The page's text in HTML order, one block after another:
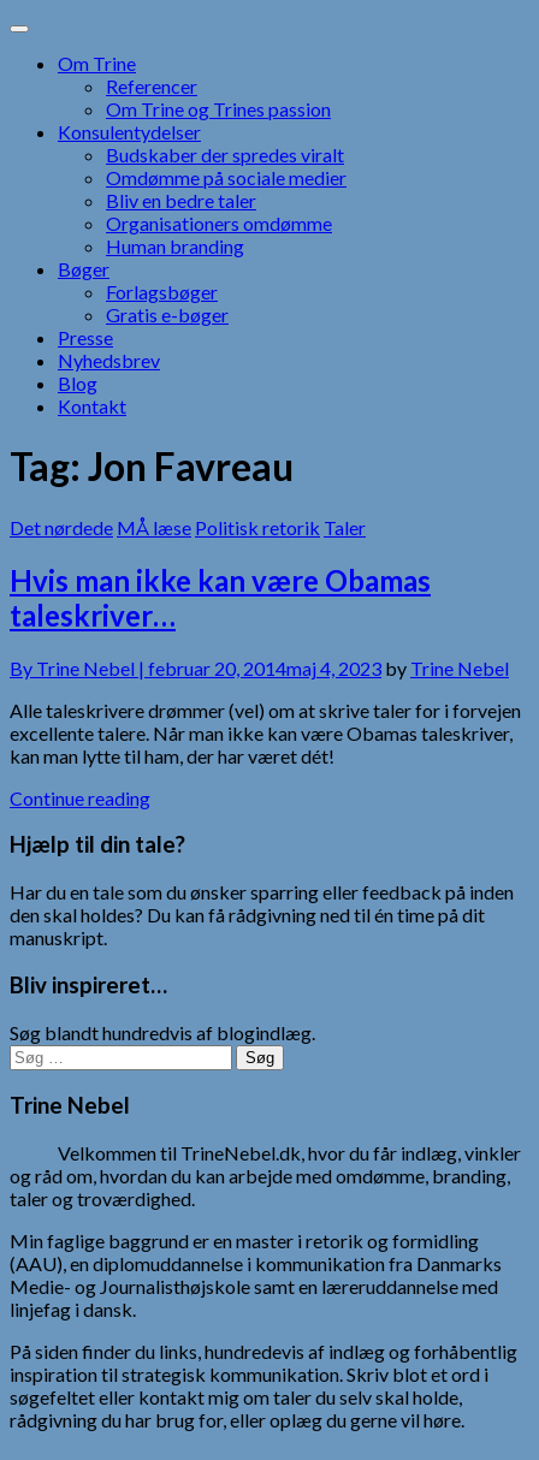
Skip
contentOm Trine
Referencer
Om Trine og Trines passion
Konsulentydelser
Budskaber der spredes viralt
Omdømme på sociale medier
Bliv en bedre taler
Organisationers omdømme
Human branding
Bøger
Forlagsbøger
Gratis e-bøger
Presse
Nyhedsbrev
Blog
Kontakt
Tag: Jon Favreau
Det nørdede MÅ læse Politisk retorik Taler
Hvis man ikke kan være Obamas
taleskriver…
By Trine Nebel | februar 20, 2014maj 4, 2023 by Trine Nebel
Alle taleskrivere drømmer (vel) om at skrive taler for i forvejen
excellente talere. Når man ikke kan være Obamas taleskriver,
kan man lytte til ham, der har været dét!
Continue reading
Hjælp til din tale?
Har du en tale som du ønsker sparring eller feedback på inden
den skal holdes? Du kan få rådgivning ned til én time på dit
manuskript.
Bliv inspireret…
Søg blandt hundredvis af blogindlæg.
Søg
efter:
Trine Nebel
Velkommen til TrineNebel.dk, hvor du får indlæg, vinkler
og råd om, hvordan du kan arbejde med omdømme, branding,
taler og troværdighed.
Min faglige baggrund er en master i retorik og formidling
(AAU), en diplomuddannelse i kommunikation fra Danmarks
Medie- og Journalisthøjskole samt en læreruddannelse med
linjefag i dansk.
På siden finder du links, hundredevis af indlæg og forhåbentlig
inspiration til strategisk kommunikation. Skriv blot et ord i
søgefeltet eller kontakt mig om taler du selv skal holde,
rådgivning du har brug for, eller oplæg du gerne vil høre.